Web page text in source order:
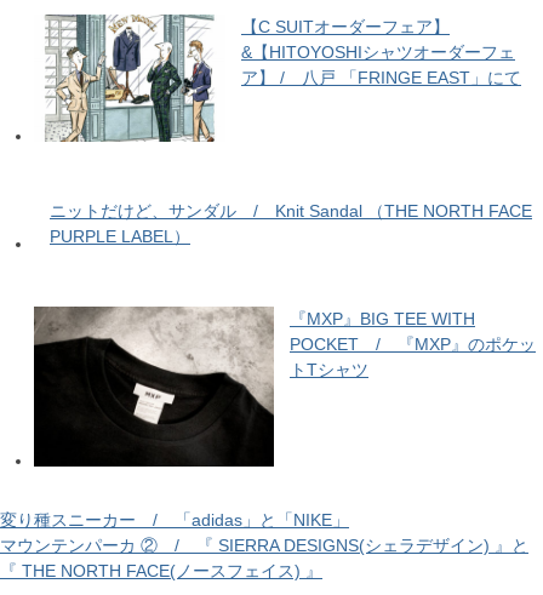
【C SUITオーダーフェア】
&【HITOYOSHIシャツオーダーフェ
ア】 / 八戸 「FRINGE EAST 」にて
ニットだけど、サンダル / Knit Sandal （THE NORTH FACE
PURPLE LABEL）
『MXP』BIG TEE WITH
POCKET / 『MXP』のポケッ
トTシャツ
変り種スニーカー / 「adidas」と「NIKE」
マウンテンパーカ ② / 『 SIERRA DESIGNS(シェラデザイン) 』と
『 THE NORTH FACE(ノースフェイス) 』